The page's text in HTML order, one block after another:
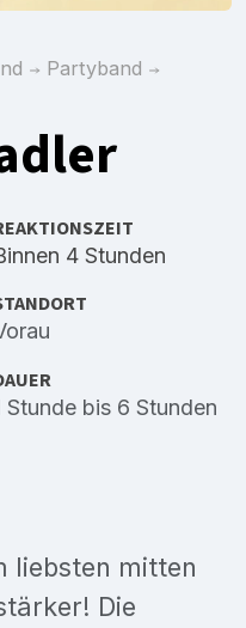
Partyband
4 Stunden
Stunde bis 6 Stunden
liebsten mitten
Die